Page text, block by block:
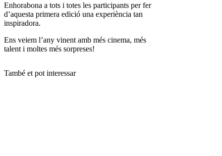
Enhorabona a tots i totes les participants per fer
d’aquesta primera edició una experiència tan
inspiradora.
Ens veiem l’any vinent amb més cinema, més
talent i moltes més sorpreses!
També et pot interessar